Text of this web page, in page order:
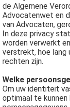
de Algemene
Advocatenwet en
van Advocaten,
In deze privacy
worden verwerkt
verstrekt, hoe lang
rechten zijn.
Welke
Om uw identiteit
optimaal te